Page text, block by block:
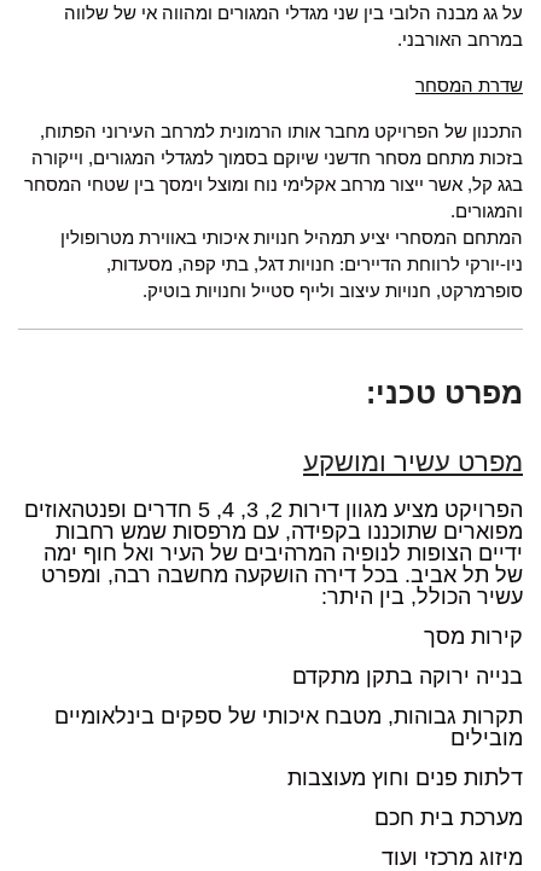
על גג מבנה הלובי בין שני מגדלי המגורים ומהווה אי של שלווה
במרחב האורבני.
שדרת המסחר
התכנון של הפרויקט מחבר אותו הרמונית למרחב העירוני הפתוח,
בזכות מתחם מסחר חדשני שיוקם בסמוך למגדלי המגורים, וייקורה
בגג קל, אשר ייצור מרחב אקלימי נוח ומוצל וימסך בין שטחי המסחר
והמגורים.
המתחם המסחרי יציע תמהיל חנויות איכותי באווירת מטרופולין
ניו-יורקי לרווחת הדיירים: חנויות דגל, בתי קפה, מסעדות,
סופרמרקט, חנויות עיצוב ולייף סטייל וחנויות בוטיק.
מפרט טכני:
מפרט עשיר ומושקע
הפרויקט מציע מגוון דירות 2, 3, 4, 5 חדרים ופנטהאוזים
מפוארים שתוכננו בקפידה, עם מרפסות שמש רחבות
ידיים הצופות לנופיה המרהיבים של העיר ואל חוף ימה
של תל אביב. בכל דירה הושקעה מחשבה רבה, ומפרט
עשיר הכולל, בין היתר:
קירות מסך
בנייה ירוקה בתקן מתקדם
תקרות גבוהות, מטבח איכותי של ספקים בינלאומיים
מובילים
דלתות פנים וחוץ מעוצבות
מערכת בית חכם
מיזוג מרכזי ועוד